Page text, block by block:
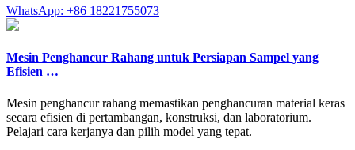
WhatsApp: +86 18221755073
Mesin Penghancur Rahang untuk Persiapan Sampel yang
Efisien …
Mesin penghancur rahang memastikan penghancuran material keras
secara efisien di pertambangan, konstruksi, dan laboratorium.
Pelajari cara kerjanya dan pilih model yang tepat.